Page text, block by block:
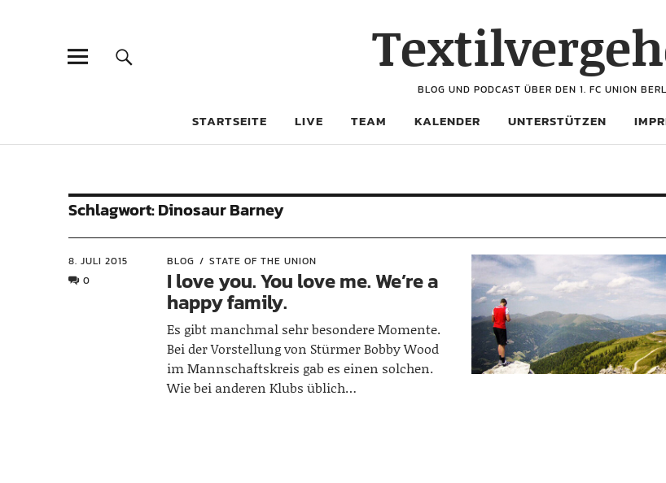
BLOG UND PODCAST ÜBER DEN 1. FC UNION
STARTSEITE LIVE TEAM KALENDER UNTERSTÜTZEN
Schlagwort:Dinosaur Barney
8. JULI 2015
0
BLOG STATE OF THE UNION
I love you. You love me. We’re a
happy family.
Es gibt manchmal sehr besondere Momente.
Bei der Vorstellung von Stürmer Bobby Wood
im Mannschaftskreis gab es einen solchen.
Wie bei anderen Klubs üblich…